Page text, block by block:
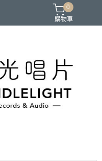
鏈鋸人蕾潔篇 黑潮好針
0
購物車